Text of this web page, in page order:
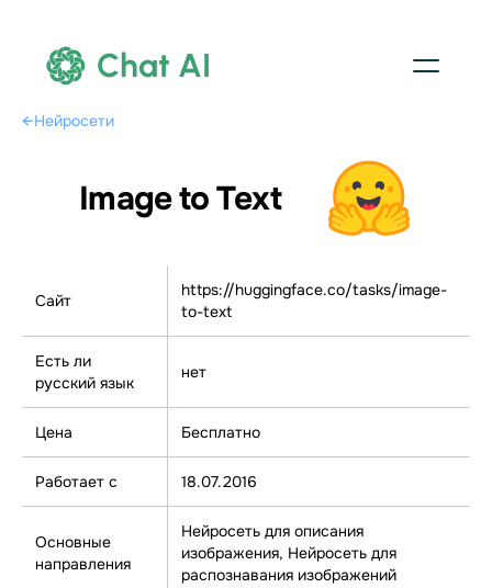
Chat AI
←Нейросети
Image to Text
Сайт
https://huggingface.co/tasks/image-
to-text
Есть ли
русский язык
нет
Цена Бесплатно
Работает с 18.07.2016
Основные
направления
Нейросеть для описания
изображения, Нейросеть для
распознавания изображений